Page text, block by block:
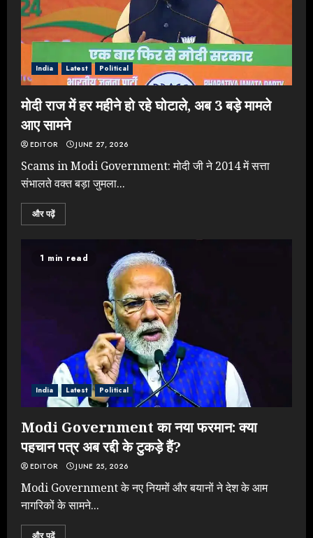
India Latest Political
मोदी राज में हर महीने हो रहे घोटाले, अब 3 बड़े मामले
आए सामने
EDITOR JUNE 27, 2026
Scams in Modi Government: मोदी जी ने 2014 में सत्ता
संभालते वक्त बड़ा जुमला...
और पढ़ें
1 min read
India Latest Political
Modi Government का नया फरमान: क्या
पहचान पत्र अब रद्दी के टुकड़े हैं?
EDITOR JUNE 25, 2026
Modi Government के नए नियमों और बयानों ने देश के आम
नागरिकों के सामने...